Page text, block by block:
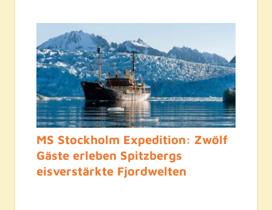
MS Stockholm Expedition: Zwölf
Gäste erleben Spitzbergs
eisverstärkte Fjordwelten